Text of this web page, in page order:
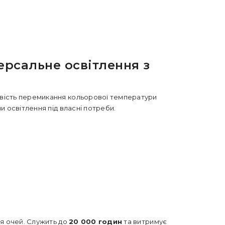
освітлення з
перемикання кольорової температури
під власні потреби.
очей. Служить до20 000 годин та витримує